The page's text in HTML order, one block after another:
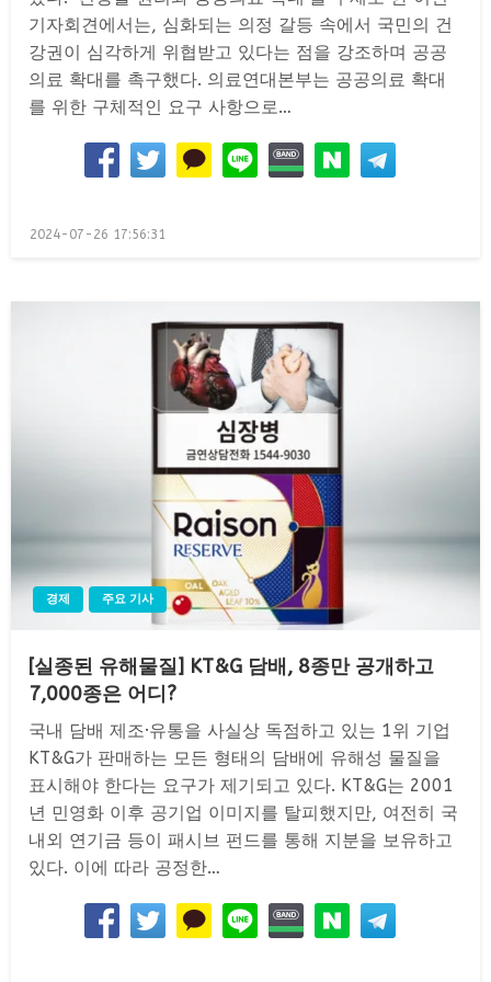
기자회견에서는, 심화되는 의정 갈등 속에서 국민의 건
강권이 심각하게 위협받고 있다는 점을 강조하며 공공
의료 확대를 촉구했다. 의료연대본부는 공공의료 확대
를 위한 구체적인 요구 사항으로…
Posted
2024-07-26 17:56:31
경제 주요 기사
[실종된 유해물질] KT&G 담배, 8종만 공개하고
7,000종은 어디?
국내 담배 제조·유통을 사실상 독점하고 있는 1위 기업
KT&G가 판매하는 모든 형태의 담배에 유해성 물질을
표시해야 한다는 요구가 제기되고 있다. KT&G는 2001
년 민영화 이후 공기업 이미지를 탈피했지만, 여전히 국
내외 연기금 등이 패시브 펀드를 통해 지분을 보유하고
있다. 이에 따라 공정한…